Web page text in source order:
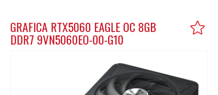
GRAFICA RTX5060 EAGLE OC 8GB
DDR7 9VN5060EO-00-G10